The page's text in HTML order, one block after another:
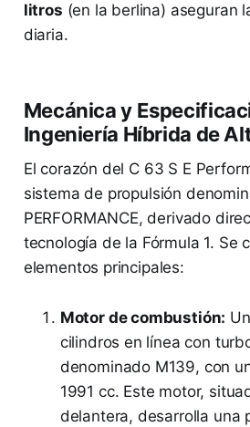
litros (en la berlina) aseguran
diaria.
Mecánica y
Ingeniería Híbrida de
El corazón del C 63 S E
sistema de propulsión
PERFORMANCE, derivado
tecnología de la Fórmula 1. Se
elementos principales:
Motor de combustión:
cilindros en línea con
denominado M139, con
1991 cc. Este motor,
delantera, desarrolla una